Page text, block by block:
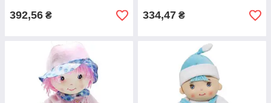
392,56 ₴ 334,47 ₴